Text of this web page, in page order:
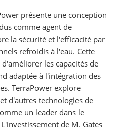
présente une conception
comme agent de
la sécurité et l'efficacité par
refroidis à l'eau. Cette
les capacités de
adaptée à l'intégration des
TerraPower explore
d'autres technologies de
un leader dans le
de M. Gates